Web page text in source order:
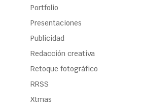
Portfolio
Presentaciones
Publicidad
Redacción creativa
Retoque fotográfico
RRSS
Xtmas